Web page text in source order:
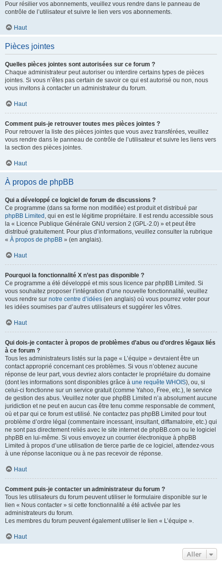
Pour résilier vos abonnements, veuillez vous rendre dans le panneau de
contrôle de l’utilisateur et suivre le lien vers vos abonnements.
Haut
Pièces jointes
Quelles pièces jointes sont autorisées sur ce forum ?
Chaque administrateur peut autoriser ou interdire certains types de pièces
jointes. Si vous n’êtes pas certain de savoir ce qui est autorisé ou non, nous
vous invitons à contacter un administrateur du forum.
Haut
Comment puis-je retrouver toutes mes pièces jointes ?
Pour retrouver la liste des pièces jointes que vous avez transférées, veuillez
vous rendre dans le panneau de contrôle de l’utilisateur et suivre les liens vers
la section des pièces jointes.
Haut
À propos de phpBB
Qui a développé ce logiciel de forum de discussions ?
Ce programme (dans sa forme non modifiée) est produit et distribué par
phpBB Limited , qui en est le légitime propriétaire. Il est rendu accessible sous
la « Licence Publique Générale GNU version 2 (GPL-2.0) » et peut être
distribué gratuitement. Pour plus d’informations, veuillez consulter la rubrique
« À propos de phpBB » (en anglais).
Haut
Pourquoi la fonctionnalité X n’est pas disponible ?
Ce programme a été développé et mis sous licence par phpBB Limited. Si
vous souhaitez proposer l’intégration d’une nouvelle fonctionnalité, veuillez
vous rendre sur notre centre d’idées (en anglais) où vous pourrez voter pour
les idées soumises par d’autres utilisateurs et suggérer les vôtres.
Haut
Qui dois-je contacter à propos de problèmes d’abus ou d’ordres légaux liés
à ce forum ?
Tous les administrateurs listés sur la page « L’équipe » devraient être un
contact approprié concernant ces problèmes. Si vous n’obtenez aucune
réponse de leur part, vous devriez alors contacter le propriétaire du domaine
(dont les informations sont disponibles grâce à une requête WHOIS), ou, si
celui-ci fonctionne sur un service gratuit (comme Yahoo, Free, etc.), le service
de gestion des abus. Veuillez noter que phpBB Limited n’a absolument aucune
juridiction et ne peut en aucun cas être tenu comme responsable de comment,
où et par qui ce forum est utilisé. Ne contactez pas phpBB Limited pour tout
problème d’ordre légal (commentaire incessant, insultant, diffamatoire, etc.) qui
ne sont pas directement reliés avec le site internet de phpBB.com ou le logiciel
phpBB en lui-même. Si vous envoyez un courrier électronique à phpBB
Limited à propos d’une utilisation de tierce partie de ce logiciel, attendez-vous
à une réponse laconique ou à ne pas recevoir de réponse.
Haut
Comment puis-je contacter un administrateur du forum ?
Tous les utilisateurs du forum peuvent utiliser le formulaire disponible sur le
lien « Nous contacter » si cette fonctionnalité a été activée par les
administrateurs du forum.
Les membres du forum peuvent également utiliser le lien « L’équipe ».
Haut
Aller